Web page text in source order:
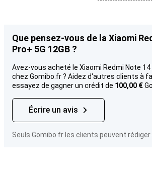
Que pensez-vous de la Xiaomi
Pro+ 5G 12GB ?
Avez-vous acheté le Xiaomi Redmi Note 14
chez Gomibo.fr ? Aidez d'autres clients à
essayez de gagner un crédit de 100,00 €
Écrire un avis
Seuls Gomibo.fr les clients peuvent rédiger